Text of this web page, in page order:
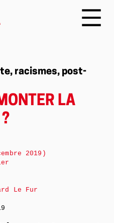
racismes, post-
LA
2019)
Le Fur